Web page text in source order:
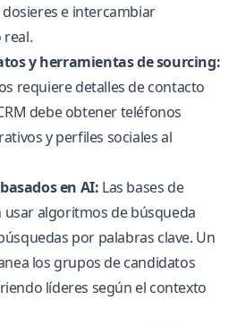
e intercambiar
y herramientas de sourcing:
requiere detalles de contacto
debe obtener teléfonos
y perfiles sociales al
en AI: Las bases de
algoritmos de búsqueda
por palabras clave. Un
los grupos de candidatos
líderes según el contexto